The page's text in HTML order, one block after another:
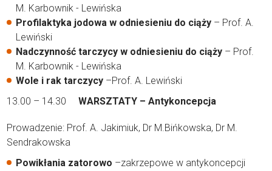
M. Karbownik - Lewińska
Profilaktyka jodowa w odniesieniu do ciąży – Prof. A.
Lewiński
Nadczynność tarczycy w odniesieniu do ciąży – Prof.
M. Karbownik - Lewińska
Wole i rak tarczycy –Prof. A. Lewiński
13.00 – 14.30WARSZTATY – Antykoncepcja
Prowadzenie: Prof. A. Jakimiuk, Dr M.Bińkowska, Dr M.
Sendrakowska
Powikłania zatorowo –zakrzepowe w antykoncepcji